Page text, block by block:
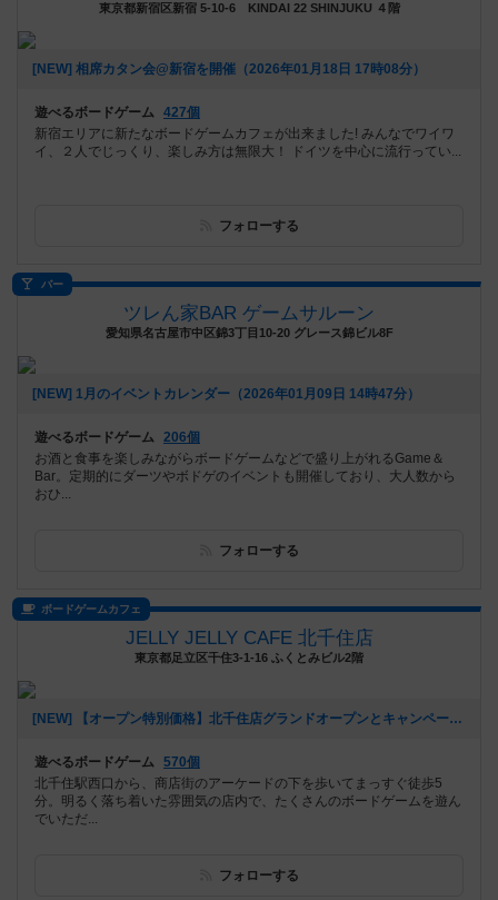
東京都新宿区新宿 5-10-6 KINDAI 22 SHINJUKU ４階
[NEW] 相席カタン会@新宿を開催（2026年01月18日 17時08分）
遊べるボードゲーム 427個
新宿エリアに新たなボードゲームカフェが出来ました! みんなでワイワ
イ、２人でじっくり、楽しみ方は無限大！ ドイツを中心に流行ってい...
フォローする
バー
ツレん家BAR ゲームサルーン
愛知県名古屋市中区錦3丁目10-20 グレース錦ビル8F
[NEW] 1月のイベントカレンダー（2026年01月09日 14時47分）
遊べるボードゲーム 206個
お酒と食事を楽しみながらボードゲームなどで盛り上がれるGame＆
Bar。定期的にダーツやボドゲのイベントも開催しており、大人数から
おひ...
フォローする
ボードゲームカフェ
JELLY JELLY CAFE 北千住店
東京都足立区千住3-1-16 ふくとみビル2階
[NEW] 【オープン特別価格】北千住店グランドオープンとキャンペーンのご案内（2026年01月09日 14時39分）
遊べるボードゲーム 570個
北千住駅西口から、商店街のアーケードの下を歩いてまっすぐ徒歩5
分。明るく落ち着いた雰囲気の店内で、たくさんのボードゲームを遊ん
でいただ...
フォローする